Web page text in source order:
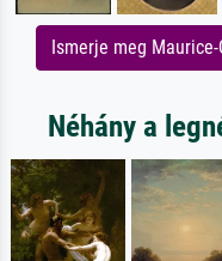
Ismerje meg
Néhány a